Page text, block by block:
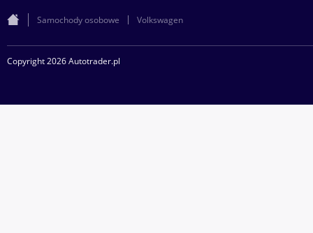
Samochody osobowe Volkswagen
Copyright 2026 Autotrader.pl